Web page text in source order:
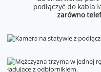
podłączyć do kabla
zarówno